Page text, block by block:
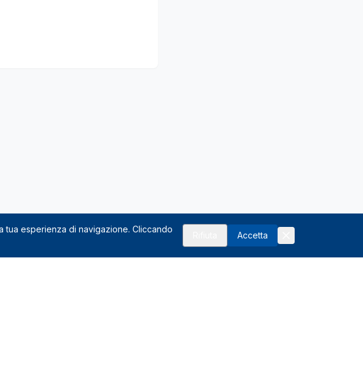
esperienza di navigazione. Cliccando
Accetta